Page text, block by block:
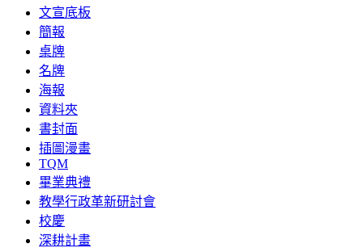
文宣底板
簡報
桌牌
名牌
海報
資料夾
書封面
插圖漫畫
TQM
畢業典禮
教學行政革新研討會
校慶
深耕計畫